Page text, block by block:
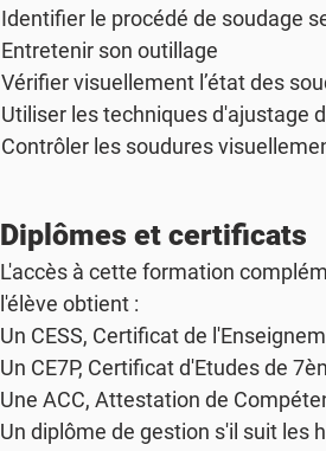
Identifier le procédé de soudage
Entretenir son outillage
Vérifier visuellement l’état des
Utiliser les techniques d'ajustage
Contrôler les soudures
Diplômes et certificats
L'accès à cette formation
l'élève obtient :
Un CESS, Certificat de
Un CE7P, Certificat d'Etudes de
Une ACC, Attestation de
Un diplôme de gestion s'il suit les